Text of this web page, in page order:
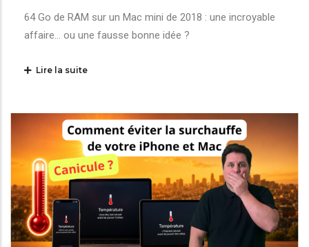
64 Go de RAM sur un Mac mini de 2018 : une incroyable
affaire… ou une fausse bonne idée ?
Lire la suite